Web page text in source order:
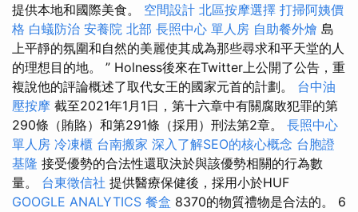
提供本地和國際美食。 空間設計 北區按摩選擇 打掃阿姨價
格 白蟻防治 安養院 北部 長照中心 單人房 自助餐外燴 島
上平靜的氛圍和自然的美麗使其成為那些尋求和平天堂的人
的理想目的地。 ” Holness後來在Twitter上公開了公告，重
複說他的評論概述了取代女王的國家元首的計劃。 台中油
壓按摩 截至2021年1月1日，第十六章中有關腐敗犯罪的第
290條（賄賂）和第291條（採用）刑法第2章。 長照中心
單人房 冷凍櫃 台南搬家 深入了解SEO的核心概念 台胞證
基隆 接受優勢的合法性還取決於與該優勢相關的行為數
量。 台東徵信社 提供醫療保健後，採用小於HUF
GOOGLE ANALYTICS 餐盒 8370的物質禮物是合法的。 6